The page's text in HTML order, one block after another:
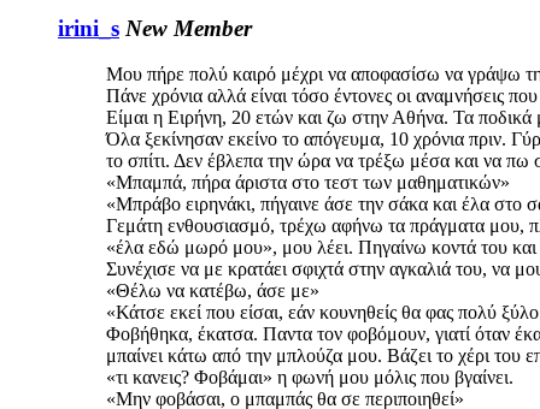
irini_s New Member
Μου πήρε πολύ καιρό μέχρι να αποφασίσω να γράψω
Πάνε χρόνια αλλά είναι τόσο έντονες οι αναμνήσεις
Είμαι η Ειρήνη, 20 ετών και ζω στην Αθήνα. Τα ποδικά
Όλα ξεκίνησαν εκείνο το απόγευμα, 10 χρόνια πριν.
το σπίτι. Δεν έβλεπα την ώρα να τρέξω μέσα και να
«Μπαμπά, πήρα άριστα στο τεστ των μαθηματικών»
«Μπράβο ειρηνάκι, πήγαινε άσε την σάκα και έλα στο
Γεμάτη ενθουσιασμό, τρέχω αφήνω τα πράγματα μου,
«έλα εδώ μωρό μου», μου λέει. Πηγαίνω κοντά του και
Συνέχισε να με κρατάει σφιχτά στην αγκαλιά του, να
«Θέλω να κατέβω, άσε με»
«Κάτσε εκεί που είσαι, εάν κουνηθείς θα φας πολύ
Φοβήθηκα, έκατσα. Παντα τον φοβόμουν, γιατί όταν
μπαίνει κάτω από την μπλούζα μου. Βάζει το χέρι του
«τι κανεις? Φοβάμαι» η φωνή μου μόλις που βγαίνει.
«Μην φοβάσαι, ο μπαμπάς θα σε περιποιηθεί»